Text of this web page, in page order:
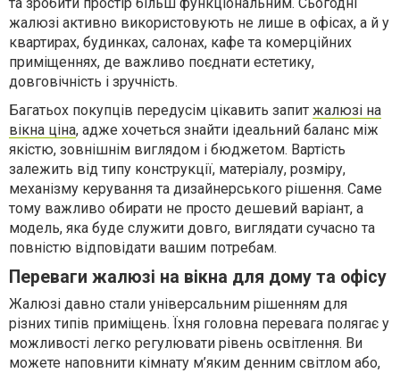
та зробити простір більш функціональним. Сьогодні
жалюзі активно використовують не лише в офісах, а й у
квартирах, будинках, салонах, кафе та комерційних
приміщеннях, де важливо поєднати естетику,
довговічність і зручність.
Багатьох покупців передусім цікавить запит жалюзі на
вікна ціна, адже хочеться знайти ідеальний баланс між
якістю, зовнішнім виглядом і бюджетом. Вартість
залежить від типу конструкції, матеріалу, розміру,
механізму керування та дизайнерського рішення. Саме
тому важливо обирати не просто дешевий варіант, а
модель, яка буде служити довго, виглядати сучасно та
повністю відповідати вашим потребам.
Переваги жалюзі на вікна для дому та офісу
Жалюзі давно стали універсальним рішенням для
різних типів приміщень. Їхня головна перевага полягає у
можливості легко регулювати рівень освітлення. Ви
можете наповнити кімнату м’яким денним світлом або,